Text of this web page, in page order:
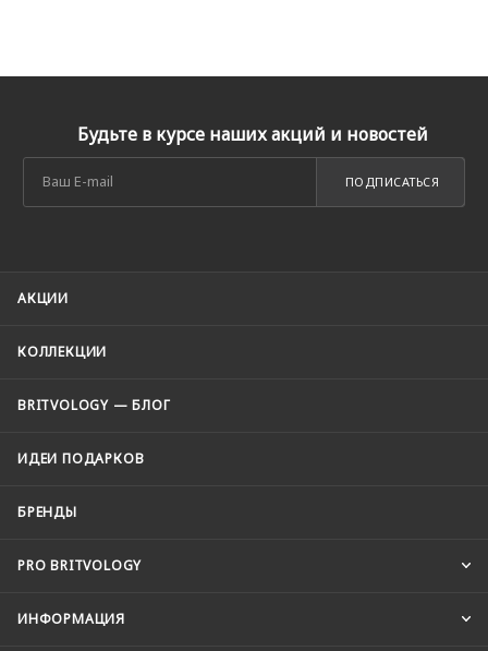
Будьте в курсе наших акций и новостей
ПОДПИСАТЬСЯ
АКЦИИ
КОЛЛЕКЦИИ
BRITVOLOGY — БЛОГ
ИДЕИ ПОДАРКОВ
БРЕНДЫ
PRO BRITVOLOGY
ИНФОРМАЦИЯ